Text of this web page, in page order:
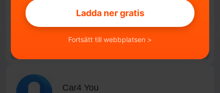
Car4 You
Ladda ner gratis
Fortsätt till webbplatsen >